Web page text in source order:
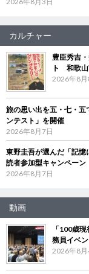
カルチャー
豊臣秀吉
ト 和歌山
2026年8月
旅の思い出を五・七・
ンテスト」を開催
2026年8月7日
東野圭吾が選んだ「記
読者参加型キャンペーン
2026年8月7日
動画
「100歳
務員イベ
2026年8月